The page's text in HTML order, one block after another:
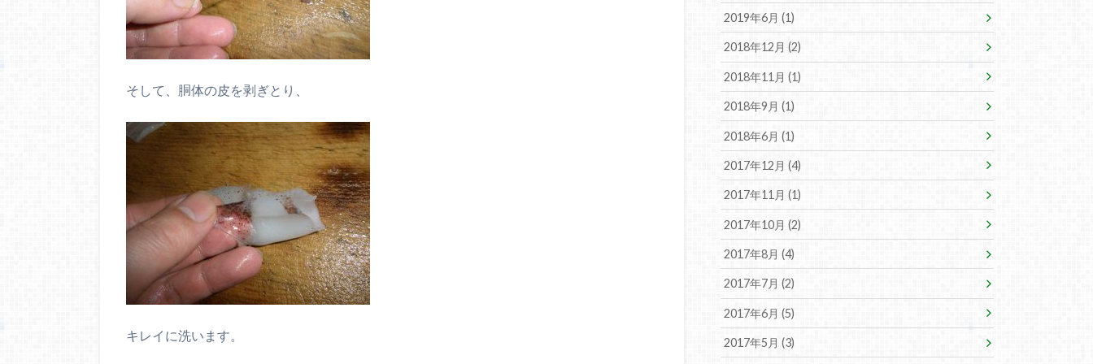
そして、胴体の皮を剥ぎとり、
キレイに洗います。
2019年6月 (1)
2018年12月 (2)
2018年11月 (1)
2018年9月 (1)
2018年6月 (1)
2017年12月 (4)
2017年11月 (1)
2017年10月 (2)
2017年8月 (4)
2017年7月 (2)
2017年6月 (5)
2017年5月 (3)